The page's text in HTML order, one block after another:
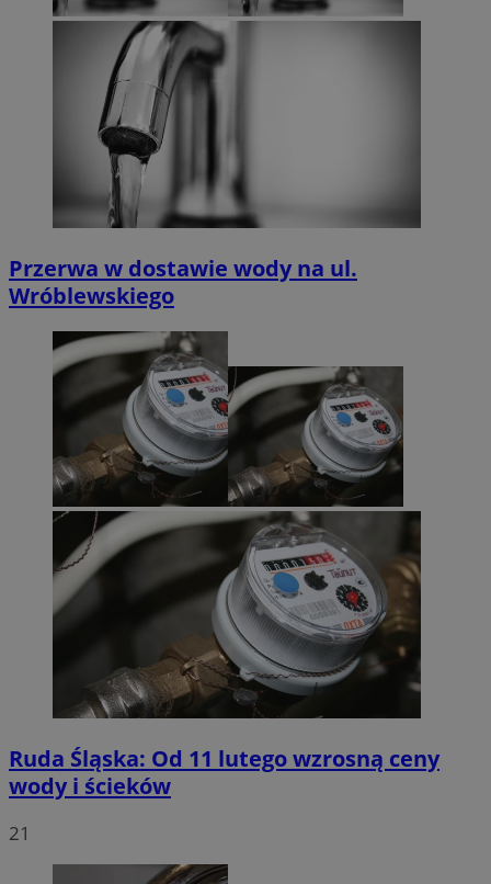
Przerwa w dostawie wody na ul.
Wróblewskiego
Ruda Śląska: Od 11 lutego wzrosną ceny
wody i ścieków
21